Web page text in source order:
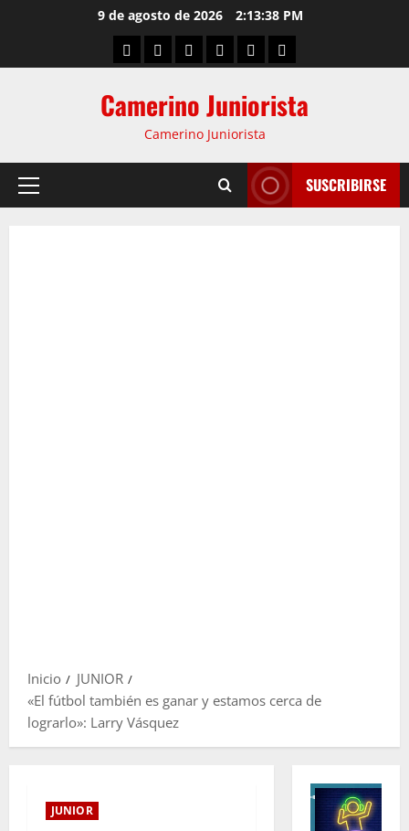
9 de agosto de 2026 2:13:38 PM
Camerino Juniorista
Camerino Juniorista
SUSCRIBIRSE
Inicio
JUNIOR
«El fútbol también es ganar y estamos cerca de
lograrlo»: Larry Vásquez
JUNIOR